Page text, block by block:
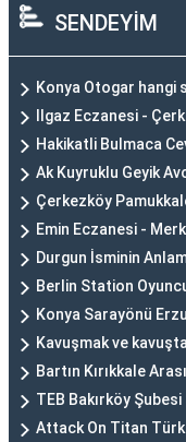
SENDEYİM
Konya Otogar hangi
Ilgaz Eczanesi -
Hakikatli Bulmaca
Ak Kuyruklu Geyik
Çerkezköy
Emin Eczanesi -
Durgun İsminin
Berlin Station
Konya Sarayönü
Kavuşmak ve
Bartın Kırıkkale
TEB Bakırköy
Attack On Titan